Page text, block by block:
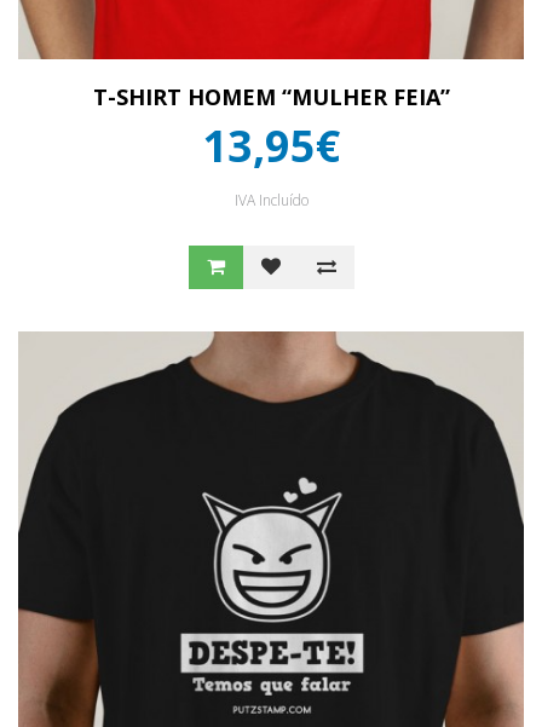
T-SHIRT HOMEM “MULHER FEIA”
13,95€
IVA Incluído